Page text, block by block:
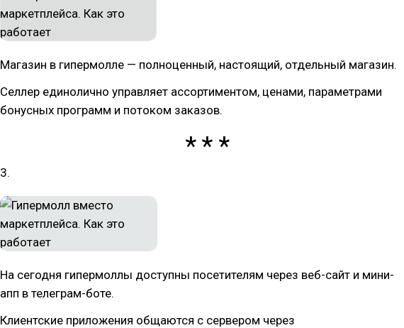
Магазин в гипермолле — полноценный, настоящий, отдельный магазин.
Селлер единолично управляет ассортиментом, ценами, параметрами
бонусных программ и потоком заказов.
3.
На сегодня гипермоллы доступны посетителям через веб-сайт и мини-
апп в телеграм-боте.
Клиентские приложения общаются с сервером через